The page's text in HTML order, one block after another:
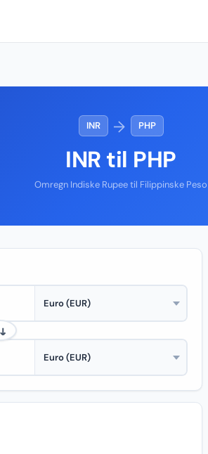
INR → PHP
INR til PHP
Omregn Indiske Rupee til Filippinske Peso